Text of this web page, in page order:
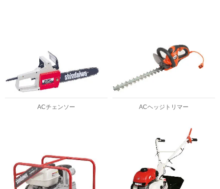
ACチェンソー ACヘッジトリマー